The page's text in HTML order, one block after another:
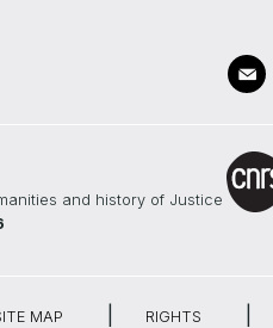
and history of Justice
MAP RIGHTS